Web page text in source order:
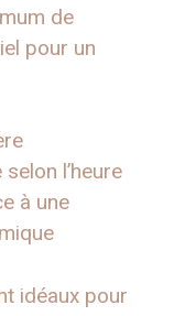
de
pour un
l’heure
à une
idéaux pour